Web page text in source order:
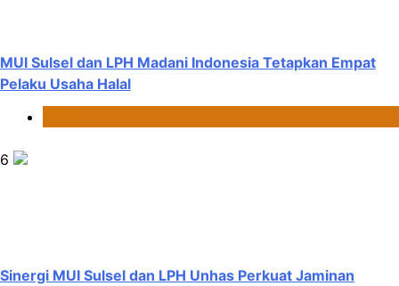
MUI Sulsel dan LPH Madani Indonesia Tetapkan Empat
Pelaku Usaha Halal
6
Sinergi MUI Sulsel dan LPH Unhas Perkuat Jaminan